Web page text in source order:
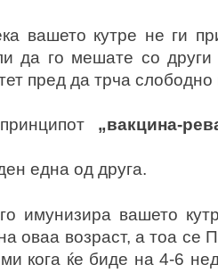
вашето кутре не ги
да го мешате со
пред да трча слободно
„вакцина-
една од друга.
имунизира вашето
оваа возраст, а тоа се
кога ќе биде на 4-6